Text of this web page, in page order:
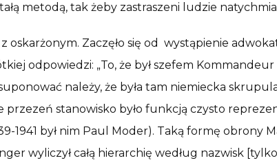
metodą, tak żeby zastraszeni ludzie
Zaczęło się od wystąpienie
odpowiedzi: „To, że był szefem
należy, że była tam niemiecka
stanowisko było funkcją czysto
był nim Paul Moder). Taką formę obrony
wyliczył całą hierarchię według nazwisk